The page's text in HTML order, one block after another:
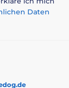
Mini bis zu
Daten